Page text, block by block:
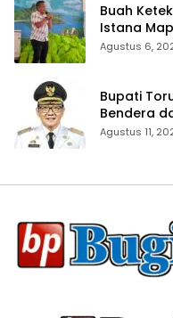
Buah
Istana
Paket
Agustus 6,
Bupati
Bendera
Agustus 11,